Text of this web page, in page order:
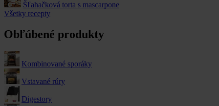
Šľahačková torta s mascarpone
Všetky recepty
Obľúbené produkty
Kombinované sporáky
Vstavané rúry
Digestory